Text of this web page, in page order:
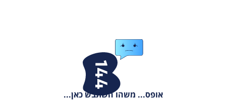
אופס... משהו השתבש כאן...